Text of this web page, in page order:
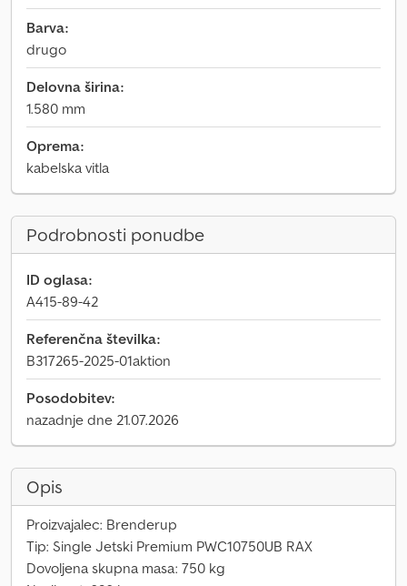
Barva:
drugo
Delovna širina:
1.580 mm
Oprema:
kabelska vitla
Podrobnosti ponudbe
ID oglasa:
A415-89-42
Referenčna številka:
B317265-2025-01aktion
Posodobitev:
nazadnje dne 21.07.2026
Opis
Proizvajalec: Brenderup
Tip: Single Jetski Premium PWC10750UB RAX
Dovoljena skupna masa: 750 kg